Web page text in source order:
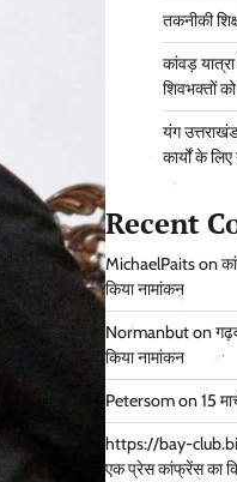
तकनीकी
कांवड़
शिवभक्तों
यंग
कार्यों के
Recent
MichaelPaitson
किया नामांकन
Normanbuton
किया नामांकन
Petersomon15
https://bay-
एक प्रेस कांफ्रेंस का